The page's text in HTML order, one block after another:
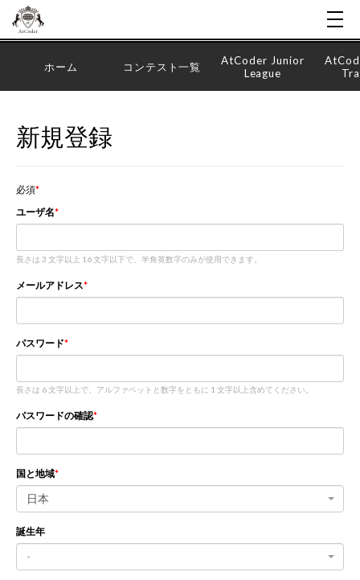
ホーム コンテスト一覧
AtCoder Junior
League
新規登録
必須
ユーザ名
長さは 3 文字以上 16 文字以下で、半角英数字のみが使用できます。
メールアドレス
パスワード
長さは 6 文字以上で、アルファベットと数字をともに 1 文字以上含めてください。
パスワードの確認
国と地域
日本
誕生年
-